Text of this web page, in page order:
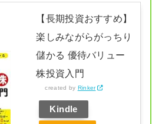
【長期投資おすすめ】
楽しみながらがっちり
儲かる 優待バリュー
株投資入門
created by Rinker
Kindle